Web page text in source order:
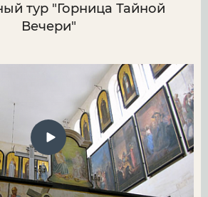
тур "Горница Тайной
Вечери"